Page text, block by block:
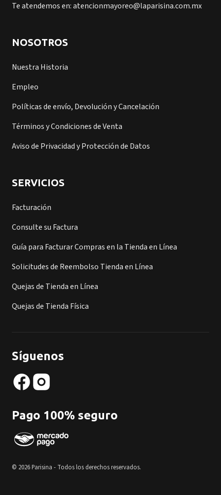
Te atendemos en: atencionmayoreo@laparisina.com.mx
NOSOTROS
Nuestra Historia
Empleo
Políticas de envío, Devolución y Cancelación
Términos y Condiciones de Venta
Aviso de Privacidad y Protección de Datos
SERVICIOS
Facturación
Consulte su Factura
Guía para Facturar Compras en la Tienda en Línea
Solicitudes de Reembolso Tienda en Línea
Quejas de Tienda en Línea
Quejas de Tienda Física
Síguenos
Pago 100% seguro
© 2026 Parisina - Todos los derechos reservados.